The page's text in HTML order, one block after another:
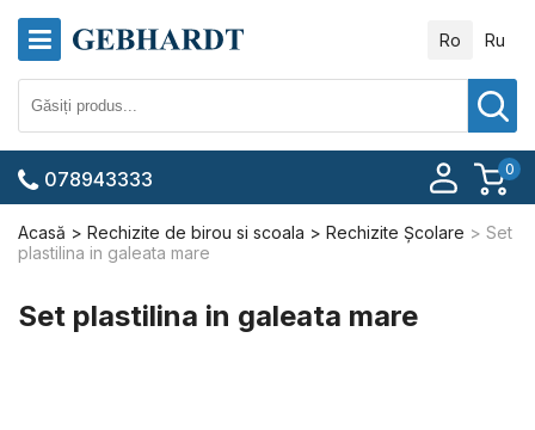
Ro Ru
0
078943333
Acasă Rechizite de birou si scoala Rechizite Școlare
Set
plastilina in galeata mare
Set plastilina in galeata mare